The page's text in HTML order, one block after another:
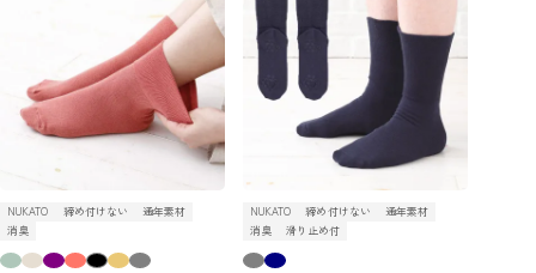
NUKATO 締め付けない
通年素材
消臭
NUKATO 締め付けない
通年素材
消臭
滑り止め付